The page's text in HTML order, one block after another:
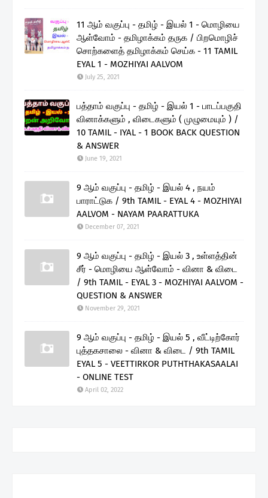
11 ஆம் வகுப்பு - தமிழ் - இயல் 1 - மொழியை
ஆள்வோம் - தமிழாக்கம் தருக / பிறமொழிச்
சொற்களைத் தமிழாக்கம் செய்க - 11 TAMIL
EYAL 1 - MOZHIYAI AALVOM
July 25, 2021
பத்தாம் வகுப்பு - தமிழ் - இயல் 1 - பாடப்பகுதி
வினாக்களும் , விடைகளும் ( முழுமையும் ) /
10 TAMIL - IYAL - 1 BOOK BACK QUESTION
& ANSWER
June 19, 2021
9 ஆம் வகுப்பு - தமிழ் - இயல் 4 , நயம்
பாராட்டுக / 9th TAMIL - EYAL 4 - MOZHIYAI
AALVOM - NAYAM PAARATTUKA
December 07, 2021
9 ஆம் வகுப்பு - தமிழ் - இயல் 3 , உள்ளத்தின்
சீர் - மொழியை ஆள்வோம் - வினா & விடை
/ 9th TAMIL - EYAL 3 - MOZHIYAI AALVOM -
QUESTION & ANSWER
November 29, 2021
9 ஆம் வகுப்பு - தமிழ் - இயல் 5 , வீட்டிற்கோர்
புத்தகசாலை - வினா & விடை / 9th TAMIL
EYAL 5 - VEETTIRKOR PUTHTHAKASAALAI
- ONLINE TEST
April 02, 2022